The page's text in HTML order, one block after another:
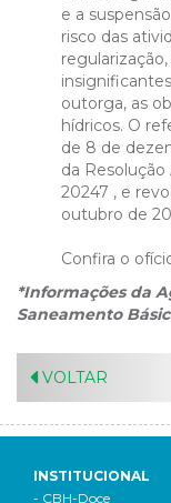
e a
risco das
outorga, as
hídricos. O
de 8 de
da Resolução
20247 , e
outubro de
Confira o
*Informações da
Saneamento
VOLTAR
INSTITUCIONAL
- CBH-Doce